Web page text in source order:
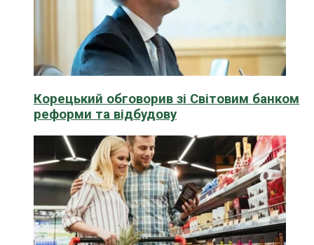
Корецький обговорив зі Світовим банком
реформи та відбудову